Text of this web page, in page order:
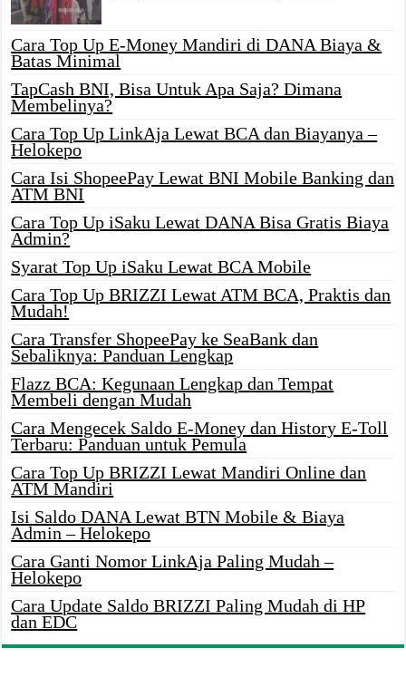
Cara Top Up E-Money Mandiri di DANA Biaya &
Batas Minimal
TapCash BNI, Bisa Untuk Apa Saja? Dimana
Membelinya?
Cara Top Up LinkAja Lewat BCA dan Biayanya –
Helokepo
Cara Isi ShopeePay Lewat BNI Mobile Banking dan
ATM BNI
Cara Top Up iSaku Lewat DANA Bisa Gratis Biaya
Admin?
Syarat Top Up iSaku Lewat BCA Mobile
Cara Top Up BRIZZI Lewat ATM BCA, Praktis dan
Mudah!
Cara Transfer ShopeePay ke SeaBank dan
Sebaliknya: Panduan Lengkap
Flazz BCA: Kegunaan Lengkap dan Tempat
Membeli dengan Mudah
Cara Mengecek Saldo E-Money dan History E-Toll
Terbaru: Panduan untuk Pemula
Cara Top Up BRIZZI Lewat Mandiri Online dan
ATM Mandiri
Isi Saldo DANA Lewat BTN Mobile & Biaya
Admin – Helokepo
Cara Ganti Nomor LinkAja Paling Mudah –
Helokepo
Cara Update Saldo BRIZZI Paling Mudah di HP
dan EDC